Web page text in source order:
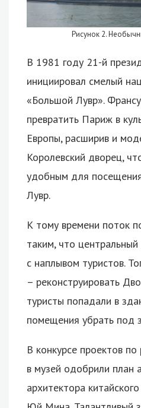
Рисунок 2.
В 1981 году 21-й
инициировал смелый
«Большой Лувр».
превратить Париж в
Европы, расширив и
Королевский дворец,
удобным для
Лувр.
К тому времени поток
таким, что
с наплывом туристов.
– реконструировать
туристы попадали в
помещения убрать под
В конкурсе проектов
в музей одобрили план
архитектора